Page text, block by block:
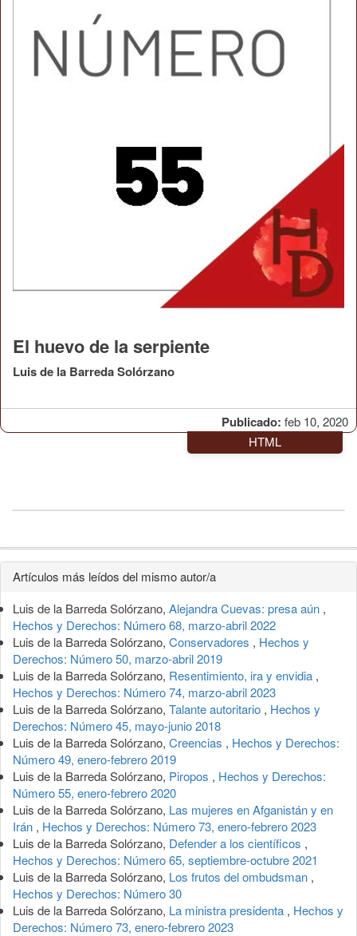
Publicado: feb 10, 2020
El huevo de la serpiente
Luis de la Barreda Solórzano
HTML
Detalles
del
artículo
Artículos más leídos del mismo autor/a
Luis de la Barreda Solórzano, Alejandra Cuevas: presa aún ,
Hechos y Derechos: Número 68, marzo-abril 2022
Luis de la Barreda Solórzano, Conservadores , Hechos y
Derechos: Número 50, marzo-abril 2019
Luis de la Barreda Solórzano, Resentimiento, ira y envidia ,
Hechos y Derechos: Número 74, marzo-abril 2023
Luis de la Barreda Solórzano, Talante autoritario , Hechos y
Derechos: Número 45, mayo-junio 2018
Luis de la Barreda Solórzano, Creencias , Hechos y Derechos:
Número 49, enero-febrero 2019
Luis de la Barreda Solórzano, Piropos , Hechos y Derechos:
Número 55, enero-febrero 2020
Luis de la Barreda Solórzano, Las mujeres en Afganistán y en
Irán , Hechos y Derechos: Número 73, enero-febrero 2023
Luis de la Barreda Solórzano, Defender a los científicos ,
Hechos y Derechos: Número 65, septiembre-octubre 2021
Luis de la Barreda Solórzano, Los frutos del ombudsman ,
Hechos y Derechos: Número 30
Luis de la Barreda Solórzano, La ministra presidenta , Hechos y
Derechos: Número 73, enero-febrero 2023